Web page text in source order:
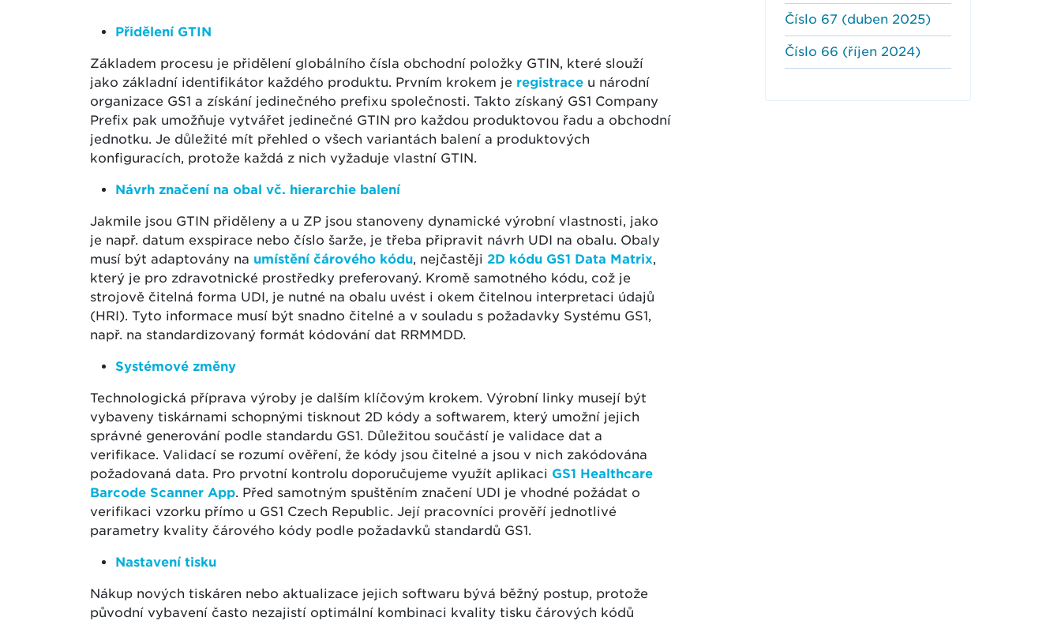
Přidělení GTIN
Základem procesu je přidělení globálního čísla obchodní položky GTIN, které slouží
jako základní identifikátor každého produktu. Prvním krokem je registrace u národní
organizace GS1 a získání jedinečného prefixu společnosti. Takto získaný GS1 Company
Prefix pak umožňuje vytvářet jedinečné GTIN pro každou produktovou řadu a obchodní
jednotku. Je důležité mít přehled o všech variantách balení a produktových
konfiguracích, protože každá z nich vyžaduje vlastní GTIN.
Návrh značení na obal vč. hierarchie balení
Jakmile jsou GTIN přiděleny a u ZP jsou stanoveny dynamické výrobní vlastnosti, jako
je např. datum exspirace nebo číslo šarže, je třeba připravit návrh UDI na obalu. Obaly
musí být adaptovány na umístění čárového kódu, nejčastěji 2D kódu GS1 Data Matrix,
který je pro zdravotnické prostředky preferovaný. Kromě samotného kódu, což je
strojově čitelná forma UDI, je nutné na obalu uvést i okem čitelnou interpretaci údajů
(HRI). Tyto informace musí být snadno čitelné a v souladu s požadavky Systému GS1,
např. na standardizovaný formát kódování dat RRMMDD.
Systémové změny
Technologická příprava výroby je dalším klíčovým krokem. Výrobní linky musejí být
vybaveny tiskárnami schopnými tisknout 2D kódy a softwarem, který umožní jejich
správné generování podle standardu GS1. Důležitou součástí je validace dat a
verifikace. Validací se rozumí ověření, že kódy jsou čitelné a jsou v nich zakódována
požadovaná data. Pro prvotní kontrolu doporučujeme využít aplikaci GS1 Healthcare
Barcode Scanner App. Před samotným spuštěním značení UDI je vhodné požádat o
verifikaci vzorku přímo u GS1 Czech Republic. Její pracovníci prověří jednotlivé
parametry kvality čárového kódy podle požadavků standardů GS1.
Nastavení tisku
Nákup nových tiskáren nebo aktualizace jejich softwaru bývá běžný postup, protože
původní vybavení často nezajistí optimální kombinaci kvality tisku čárových kódů
Číslo 67 (duben 2025)
Číslo 66 (říjen 2024)